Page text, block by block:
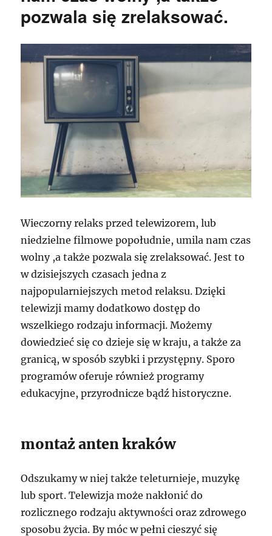
pozwala się zrelaksować.
Wieczorny relaks przed telewizorem, lub
niedzielne filmowe popołudnie, umila nam czas
wolny ,a także pozwala się zrelaksować. Jest to
w dzisiejszych czasach jedna z
najpopularniejszych metod relaksu. Dzięki
telewizji mamy dodatkowo dostęp do
wszelkiego rodzaju informacji. Możemy
dowiedzieć się co dzieje się w kraju, a także za
granicą, w sposób szybki i przystępny. Sporo
programów oferuje również programy
edukacyjne, przyrodnicze bądź historyczne.
montaż anten kraków
Odszukamy w niej także teleturnieje, muzykę
lub sport. Telewizja może nakłonić do
rozlicznego rodzaju aktywności oraz zdrowego
sposobu życia. By móc w pełni cieszyć się